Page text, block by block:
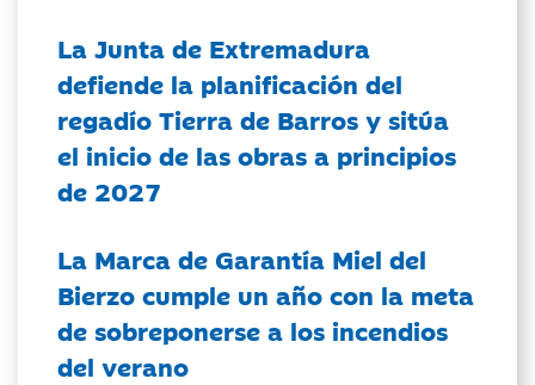
La Junta de Extremadura
defiende la planificación del
regadío Tierra de Barros y sitúa
el inicio de las obras a principios
de 2027
La Marca de Garantía Miel del
Bierzo cumple un año con la meta
de sobreponerse a los incendios
del verano